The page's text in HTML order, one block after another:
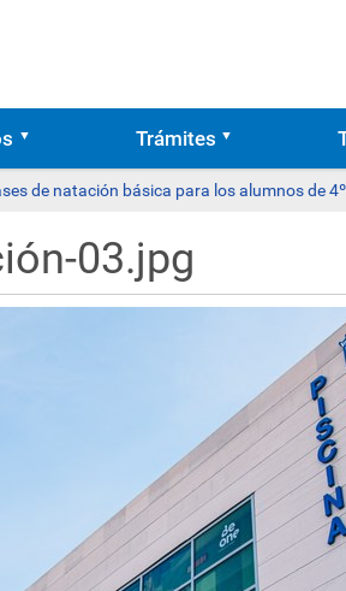
Trámites
de natación básica para los alumnos de
03.jpg